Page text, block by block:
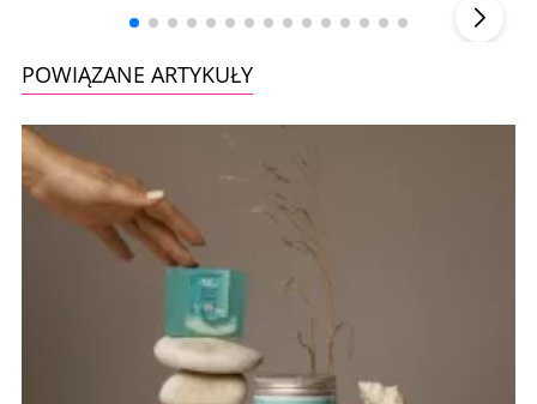
POWIĄZANE ARTYKUŁY